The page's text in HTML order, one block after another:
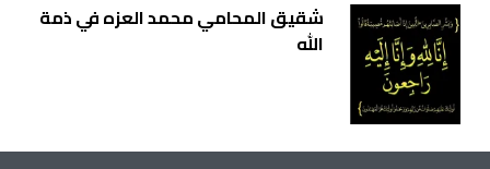
شقيق المحامي محمد العزه في ذمة
الله